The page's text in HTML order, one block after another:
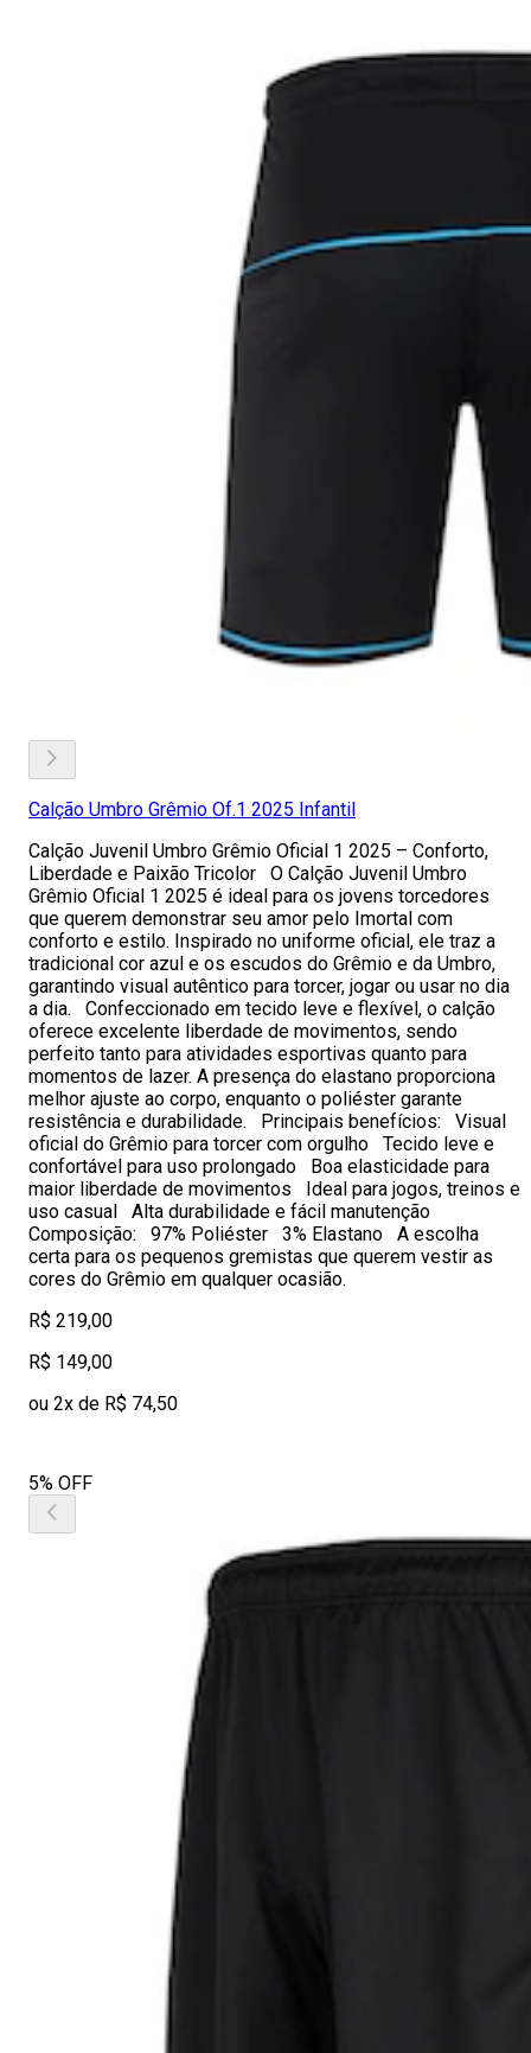
Calção Umbro Grêmio Of.1 2025 Infantil
Calção Juvenil Umbro Grêmio Oficial 1 2025 – Conforto,
Liberdade e Paixão Tricolor O Calção Juvenil Umbro
Grêmio Oficial 1 2025 é ideal para os jovens torcedores
que querem demonstrar seu amor pelo Imortal com
conforto e estilo. Inspirado no uniforme oficial, ele traz a
tradicional cor azul e os escudos do Grêmio e da Umbro,
garantindo visual autêntico para torcer, jogar ou usar no dia
a dia. Confeccionado em tecido leve e flexível, o calção
oferece excelente liberdade de movimentos, sendo
perfeito tanto para atividades esportivas quanto para
momentos de lazer. A presença do elastano proporciona
melhor ajuste ao corpo, enquanto o poliéster garante
resistência e durabilidade. Principais benefícios: Visual
oficial do Grêmio para torcer com orgulho Tecido leve e
confortável para uso prolongado Boa elasticidade para
maior liberdade de movimentos Ideal para jogos, treinos e
uso casual Alta durabilidade e fácil manutenção
Composição: 97% Poliéster 3% Elastano A escolha
certa para os pequenos gremistas que querem vestir as
cores do Grêmio em qualquer ocasião.
R$ 219,00
R$ 149,00
ou 2x de R$ 74,50
5% OFF